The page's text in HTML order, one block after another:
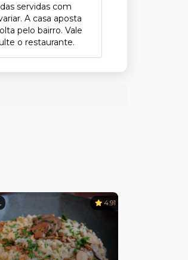
servidas com
A casa aposta
pelo bairro. Vale
o restaurante.
4.91